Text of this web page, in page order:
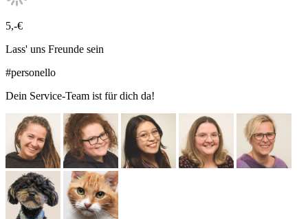
5,-€
Lass' uns Freunde sein
#personello
Dein Service-Team ist für dich da!